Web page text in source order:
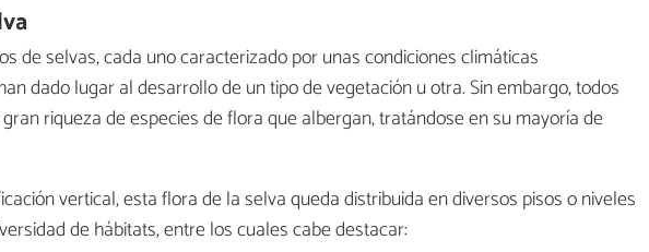
de selvas, cada uno caracterizado por unas condiciones climáticas
dado lugar al desarrollo de un tipo de vegetación u otra. Sin embargo, todos
riqueza de especies de flora que albergan, tratándose en su mayoría de
vertical, esta flora de la selva queda distribuida en diversos pisos o niveles
de hábitats, entre los cuales cabe destacar: